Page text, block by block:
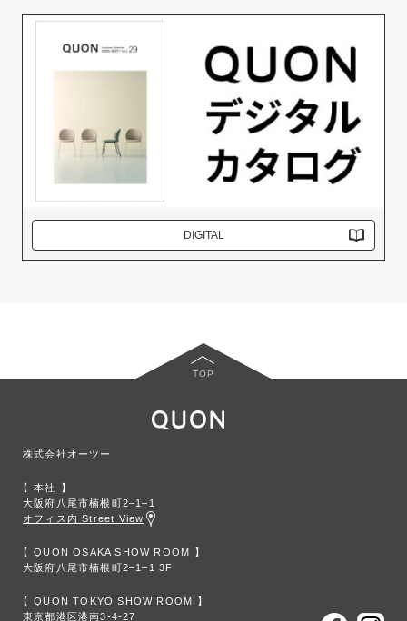
DIGITAL
TOP
株式会社オーツー
本社
大阪府八尾市楠根町2‒1‒1
オフィス内 Street View
QUON OSAKA SHOW ROOM
大阪府八尾市楠根町2‒1‒1 3F
QUON TOKYO SHOW ROOM
東京都港区港南3-4-27